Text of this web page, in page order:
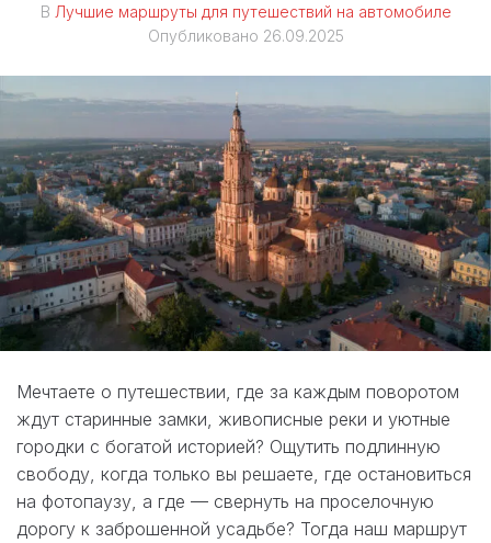
В Лучшие маршруты для путешествий на автомобиле
Опубликовано 26.09.2025
Мечтаете о путешествии, где за каждым поворотом
ждут старинные замки, живописные реки и уютные
городки с богатой историей? Ощутить подлинную
свободу, когда только вы решаете, где остановиться
на фотопаузу, а где — свернуть на проселочную
дорогу к заброшенной усадьбе? Тогда наш маршрут